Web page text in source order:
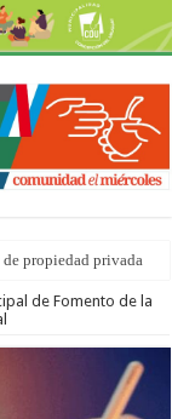
propiedad privada
y adolescentes que
de Fomento de la